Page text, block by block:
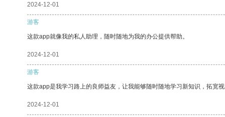
2024-12-01
游客
这款app就像我的私人助理，随时随地为我的办公提供帮助。
2024-12-01
游客
这款app是我学习路上的良师益友，让我能够随时随地学习新知识，拓宽
2024-12-01